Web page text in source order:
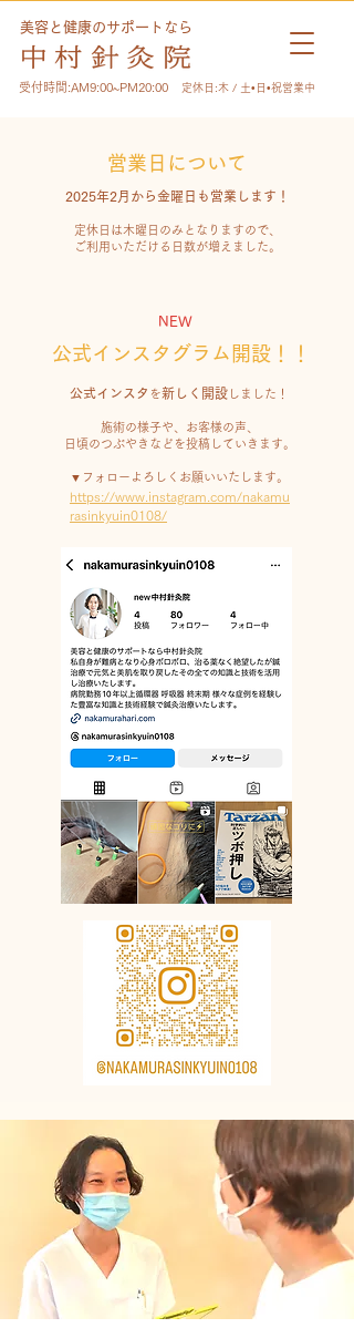
美容と健康のサポートなら
受付時間:AM9:00~PM20:00 定休日:木 / 土•日•祝営業中
営業日について
2025年2月から金曜日も営業します！
​定休日は木曜日のみとなりますので、
ご利用いただける日数が増えました。
NEW
公式インスタグラム開設！！
公式インスタ を新しく開設 しました！
施術の様子や、お客様の声、
日頃のつぶやきなどを投稿していきます。
▼フォローよろしくお願いいたします。
https://www.instagram.com/nakamu
rasinkyuin0108/